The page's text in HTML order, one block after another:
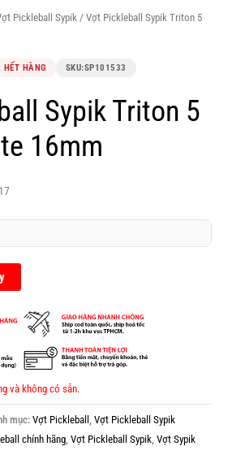
Pickleball Sypik / Vợt Pickleball Sypik Triton 5
HẾT HÀNG SKU:SP101533
Sypik Triton 5
16mm
và không có sẵn.
mục:Vợt Pickleball Vợt Pickleball Sypik
chính hãng Vợt Pickleball Sypik Vợt Sypik